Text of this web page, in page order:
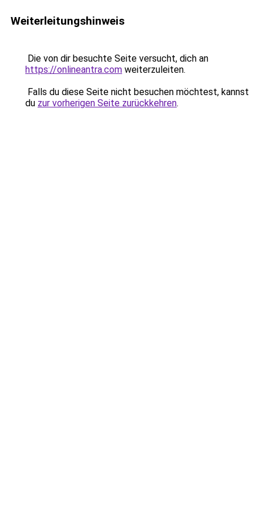
Weiterleitungshinweis
Die von dir besuchte Seite versucht, dich an
https://onlineantra.com weiterzuleiten.
Falls du diese Seite nicht besuchen möchtest, kannst
du zur vorherigen Seite zurückkehren.